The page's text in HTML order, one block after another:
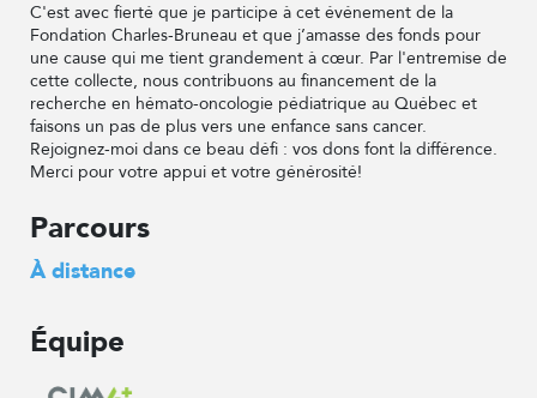
C'est avec fierté que je participe à cet événement de la
Fondation Charles-Bruneau et que j’amasse des fonds pour
une cause qui me tient grandement à cœur. Par l'entremise de
cette collecte, nous contribuons au financement de la
recherche en hémato-oncologie pédiatrique au Québec et
faisons un pas de plus vers une enfance sans cancer.
Rejoignez-moi dans ce beau défi : vos dons font la différence.
Merci pour votre appui et votre générosité!
Parcours
À distance
Équipe